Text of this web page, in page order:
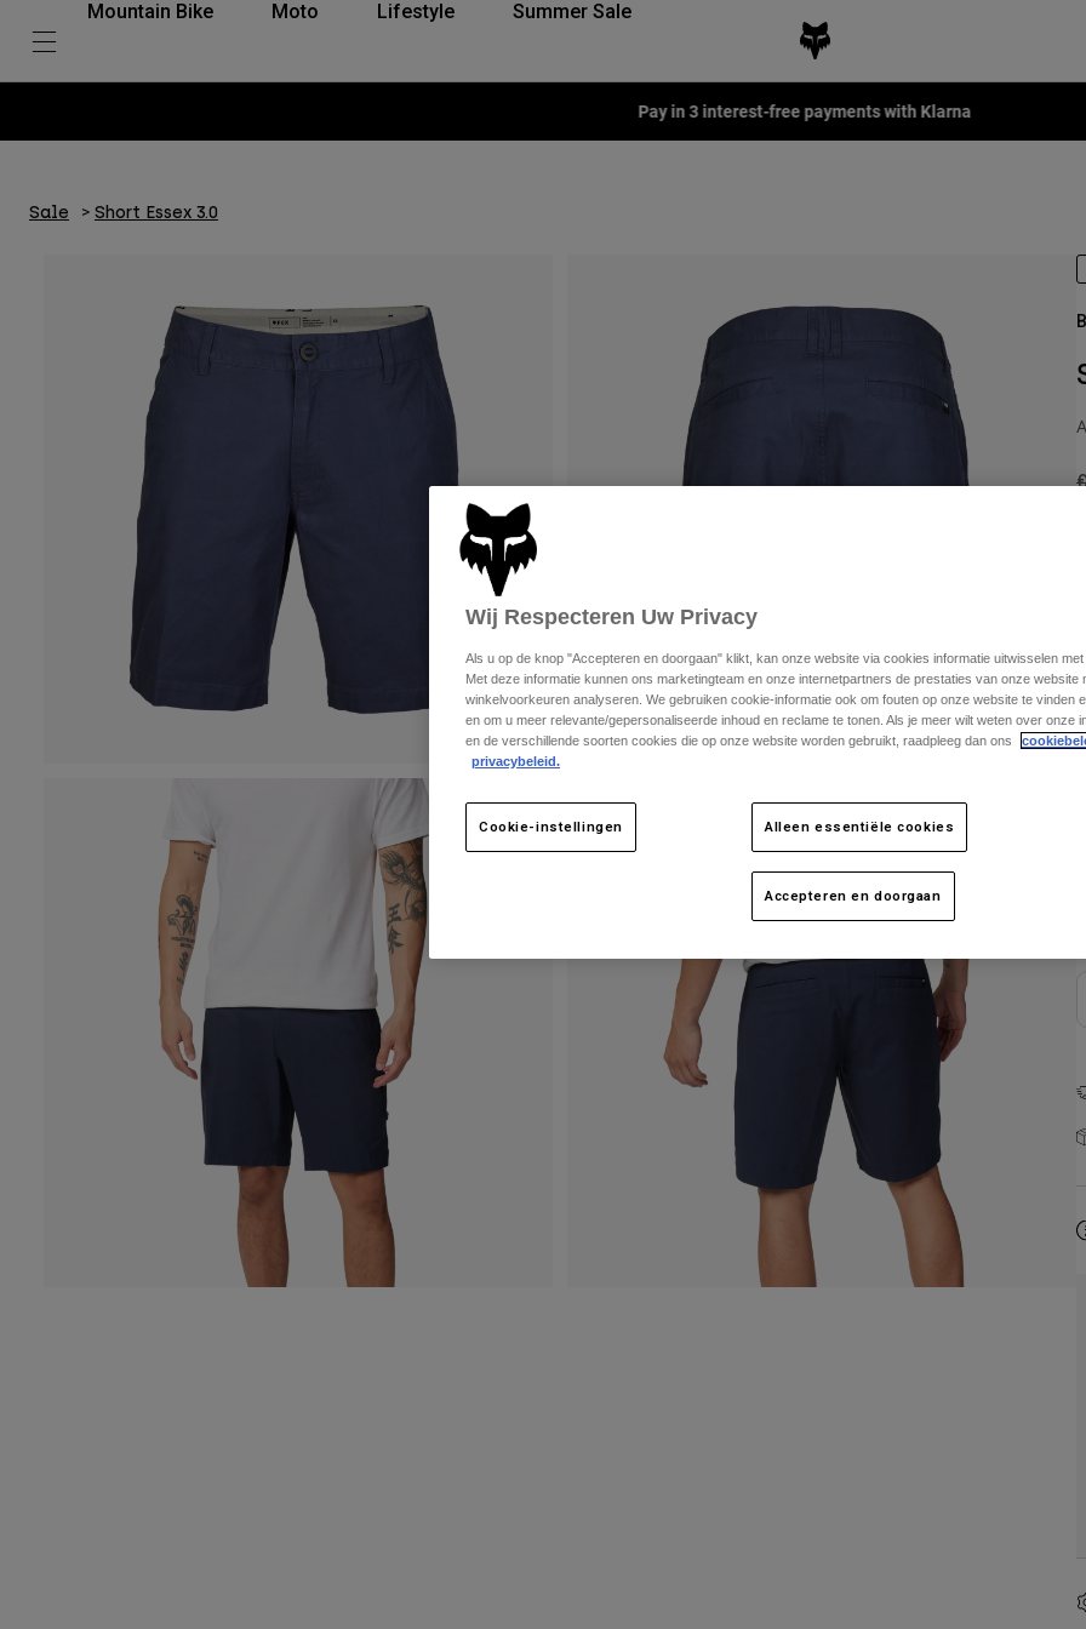
Mountain Bike Moto Lifestyle Summer Sale
Pay in 3 interest-free payments with Klarna
Sale Short Essex 3.0
Wij Respecteren Uw Privacy
Als u op de knop "Accepteren en doorgaan" klikt, kan onze website via cookies informatie uitwisselen met
Met deze informatie kunnen ons marketingteam en onze internetpartners de prestaties van onze website
winkelvoorkeuren analyseren. We gebruiken cookie-informatie ook om fouten op onze website te vinden
en om u meer relevante/gepersonaliseerde inhoud en reclame te tonen. Als je meer wilt weten over onze
en de verschillende soorten cookies die op onze website worden gebruikt, raadpleeg dan ons
privacybeleid.
Cookie-instellingen Alleen essentiële cookies
Accepteren en doorgaan